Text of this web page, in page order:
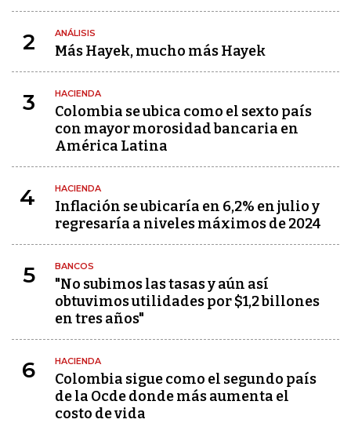
2 ANÁLISIS
Más Hayek, mucho más Hayek
3 HACIENDA
Colombia se ubica como el sexto país
con mayor morosidad bancaria en
América Latina
4 HACIENDA
Inflación se ubicaría en 6,2% en julio y
regresaría a niveles máximos de 2024
5 BANCOS
"No subimos las tasas y aún así
obtuvimos utilidades por $1,2 billones
en tres años"
6 HACIENDA
Colombia sigue como el segundo país
de la Ocde donde más aumenta el
costo de vida